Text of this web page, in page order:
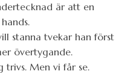
är att en
stanna tvekar han först
övertygande.
trivs. Men vi får se.